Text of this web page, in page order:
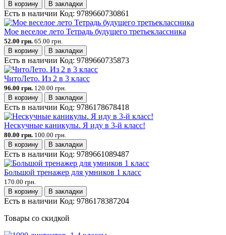
В корзину
В закладки
Есть в наличии Код: 9789660730861
Мое веселое лето Тетрадь будущего третьеклассника
52.00 грн. 65.00 грн.
В корзину
В закладки
Есть в наличии Код: 9789660735873
ЧитоЛето. Из 2 в 3 класс
96.00 грн. 120.00 грн.
В корзину
В закладки
Есть в наличии Код: 9786178678418
Нескучные каникулы. Я иду в 3-й класс!
80.00 грн. 100.00 грн.
В корзину
В закладки
Есть в наличии Код: 9789661089487
Большой тренажер для умников 1 класс
170.00 грн.
В корзину
В закладки
Есть в наличии Код: 9786178387204
Товары со скидкой